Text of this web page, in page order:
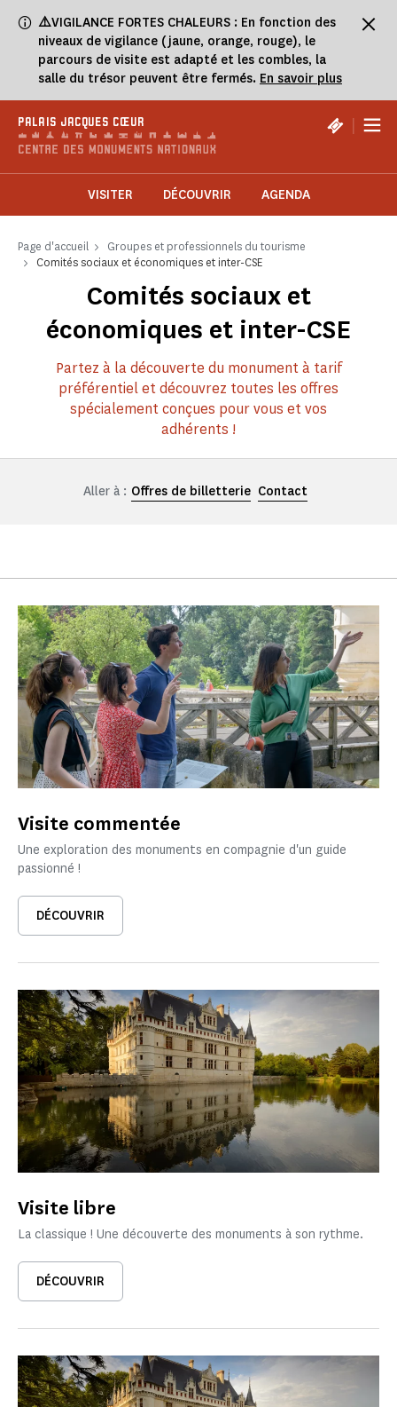
⚠️VIGILANCE FORTES CHALEURS : En fonction des
niveaux de vigilance (jaune, orange, rouge), le
parcours de visite est adapté et les combles, la
salle du trésor peuvent être fermés. En savoir plus
PALAIS JACQUES CŒUR |
VISITER DÉCOUVRIR AGENDA
Page d'accueil
Groupes et professionnels du tourisme
Comités sociaux et économiques et inter-CSE
Comités sociaux et
économiques et inter-CSE
Partez à la découverte du monument à tarif
préférentiel et découvrez toutes les offres
spécialement conçues pour vous et vos
adhérents !
Aller à : Offres de billetterie Contact
Visite commentée
Une exploration des monuments en compagnie d'un guide
passionné !
DÉCOUVRIR
Visite libre
La classique ! Une découverte des monuments à son rythme.
DÉCOUVRIR